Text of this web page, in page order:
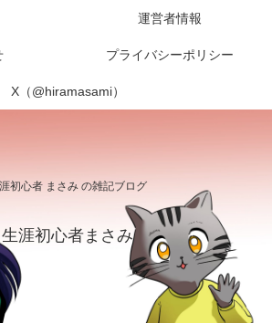
初心者 まさみ の雑記ブログ
生涯初心者まさみ
運営者情報
プライバシーポリシー
X（@hiramasami）